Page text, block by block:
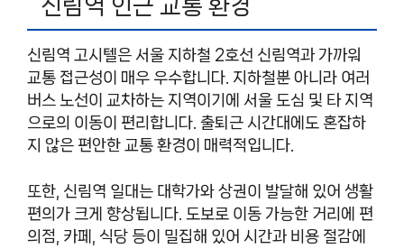
신림역 인근 교통 환경
신림역 고시텔은 서울 지하철 2호선 신림역과 가까워
교통 접근성이 매우 우수합니다. 지하철뿐 아니라 여러
버스 노선이 교차하는 지역이기에 서울 도심 및 타 지역
으로의 이동이 편리합니다. 출퇴근 시간대에도 혼잡하
지 않은 편안한 교통 환경이 매력적입니다.
또한, 신림역 일대는 대학가와 상권이 발달해 있어 생활
편의가 크게 향상됩니다. 도보로 이동 가능한 거리에 편
의점, 카페, 식당 등이 밀집해 있어 시간과 비용 절감에